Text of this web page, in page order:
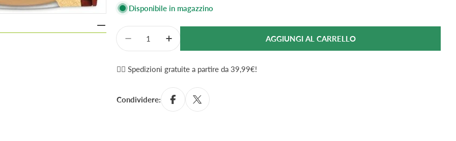
vendita
Disponibile in magazzino
Quantità
Diminuisci La Quantità Per Mellin Omogeneizzato Manzo 4x80 G
Aumenta La Quantità Per Mellin Omogeneizzato Manzo 4x80 G
AGGIUNGI AL CARRELLO
✌🏼 Spedizioni gratuite a partire da 39,99€!
Condividere: